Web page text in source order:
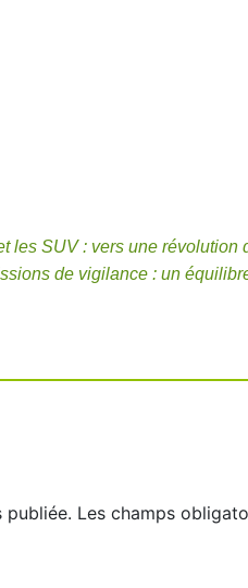
les SUV : vers une révolution
de vigilance : un
publiée. Les champs